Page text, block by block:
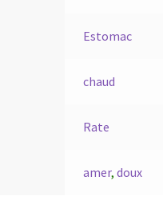
Estomac
chaud
Rate
amer, doux